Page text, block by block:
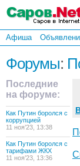
Афиша
Форумы:
Последние
на форуме:
Как Путин боролся с
коррупцией
11 ноя’23, 13:38
Как Путин боролся с
тарифами ЖКХ
11 ноя’23, 13:36